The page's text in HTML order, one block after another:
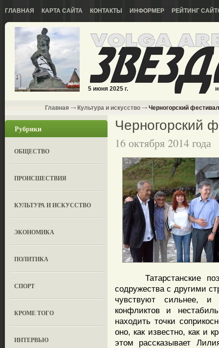
ГЛАВНАЯ КАРТА САЙТА КОНТАКТЫ ИНФОРМЕР РЕЙТИНГ
5 июня 2025 г.
Главная Культура и искусство Черногорский
Рубрики
ОБЩЕСТВО
ПРОИСШЕСТВИЯ
КУЛЬТУРА И ИСКУССТВО
ЭКОНОМИКА
ПОЛИТИКА
СПОРТ
КРОМЕ ТОГО
ИНТЕРВЬЮ
Черногорский
16 октября 2014 года
Татарстанские
содружества с другими
чувствуют сильнее,
конфликтов и
находить точки
оно, как известно, как и
этом рассказывает